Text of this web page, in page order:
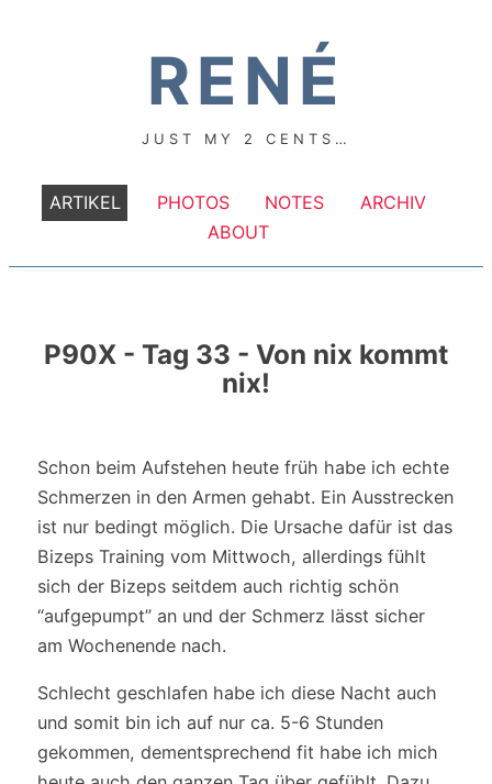
RENÉ
JUST MY 2 CENTS…
ARTIKEL PHOTOS NOTES
ARCHIV
ABOUT
P90X - Tag 33 - Von nix kommt
nix!
Schon beim Aufstehen heute früh habe ich echte
Schmerzen in den Armen gehabt. Ein Ausstrecken
ist nur bedingt möglich. Die Ursache dafür ist das
Bizeps Training vom Mittwoch, allerdings fühlt
sich der Bizeps seitdem auch richtig schön
“aufgepumpt” an und der Schmerz lässt sicher
am Wochenende nach.
Schlecht geschlafen habe ich diese Nacht auch
und somit bin ich auf nur ca. 5-6 Stunden
gekommen, dementsprechend fit habe ich mich